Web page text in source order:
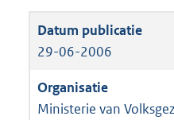
29-06-2006
Ministerie van